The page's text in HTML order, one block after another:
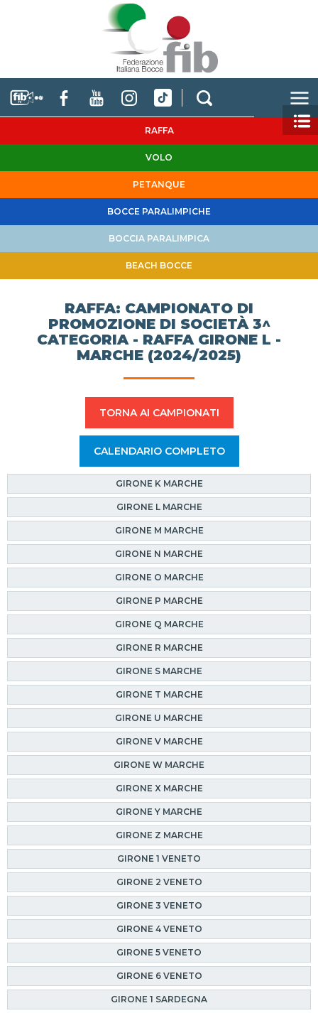
RAFFA
VOLO
PETANQUE
BOCCE PARALIMPICHE
BOCCIA PARALIMPICA
BEACH BOCCE
RAFFA: CAMPIONATO DI
PROMOZIONE DI SOCIETÀ 3^
CATEGORIA - RAFFA GIRONE L -
MARCHE (2024/2025)
TORNA AI CAMPIONATI
CALENDARIO COMPLETO
GIRONE K MARCHE
GIRONE L MARCHE
GIRONE M MARCHE
GIRONE N MARCHE
GIRONE O MARCHE
GIRONE P MARCHE
GIRONE Q MARCHE
GIRONE R MARCHE
GIRONE S MARCHE
GIRONE T MARCHE
GIRONE U MARCHE
GIRONE V MARCHE
GIRONE W MARCHE
GIRONE X MARCHE
GIRONE Y MARCHE
GIRONE Z MARCHE
GIRONE 1 VENETO
GIRONE 2 VENETO
GIRONE 3 VENETO
GIRONE 4 VENETO
GIRONE 5 VENETO
GIRONE 6 VENETO
GIRONE 1 SARDEGNA